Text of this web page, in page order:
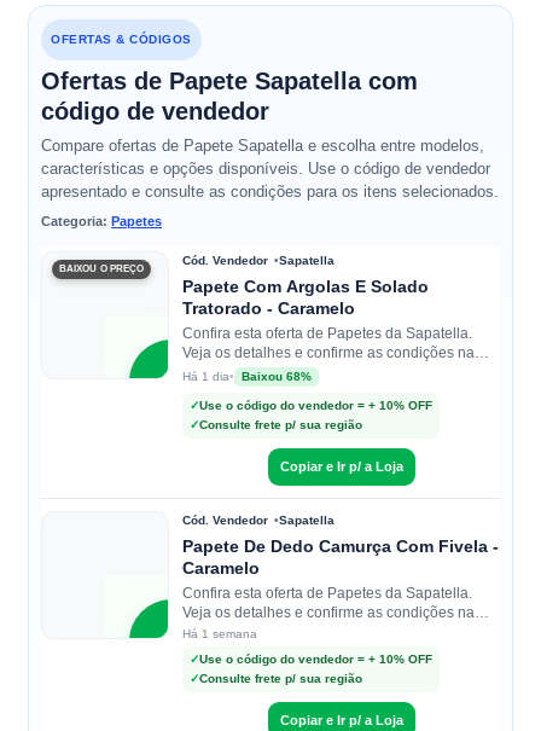
OFERTAS & CÓDIGOS
Ofertas de Papete Sapatella com
código de vendedor
Compare ofertas de Papete Sapatella e escolha entre modelos,
características e opções disponíveis. Use o código de vendedor
apresentado e consulte as condições para os itens selecionados.
Categoria: Papetes
BAIXOU O PREÇO
S
Sapatella
Cód. Vendedor Sapatella
Papete Com Argolas E Solado
Tratorado - Caramelo
Confira esta oferta de Papetes da Sapatella.
Veja os detalhes e confirme as condições na
loja.
Há 1 dia• Baixou 68%
✓Use o código do vendedor = + 10% OFF
✓Consulte frete p/ sua região
Copiar e Ir p/ a Loja
S
Cód. Vendedor Sapatella
Papete De Dedo Camurça Com Fivela -
Caramelo
Confira esta oferta de Papetes da Sapatella.
Veja os detalhes e confirme as condições na
loja.
Há 1 semana
✓Use o código do vendedor = + 10% OFF
✓Consulte frete p/ sua região
Copiar e Ir p/ a Loja